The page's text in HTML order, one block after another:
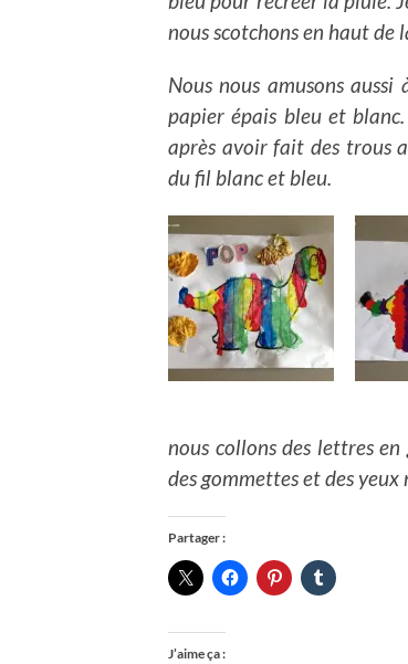
nous scotchons en haut
Nous nous amusons aussi
papier épais bleu et
après avoir fait des trous
du fil blanc et bleu.
nous collons des lettres
des gommettes et des
Partager :
J’aime ça :